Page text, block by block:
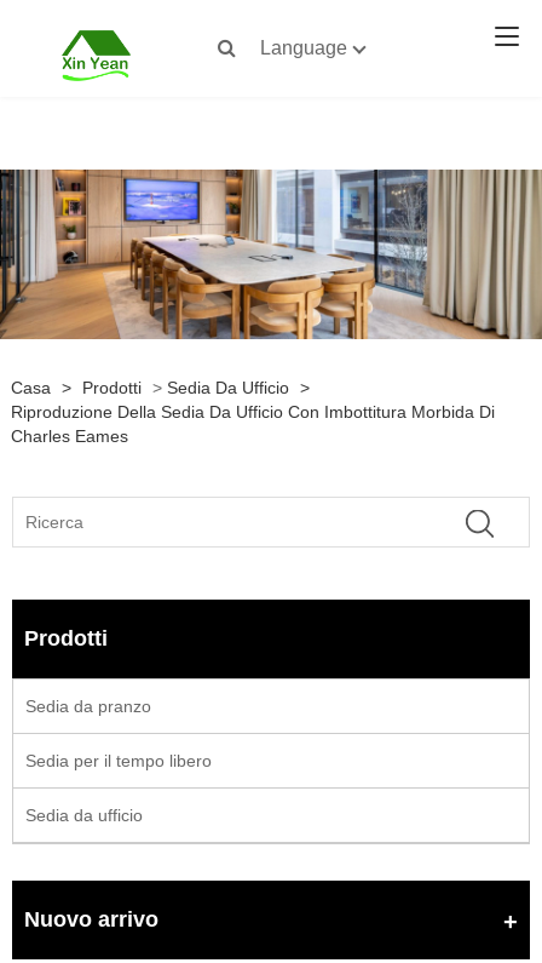
Language
Casa > Prodotti > Sedia Da Ufficio >
Riproduzione Della Sedia Da Ufficio Con Imbottitura Morbida Di
Charles Eames
Prodotti
Sedia da pranzo
Sedia per il tempo libero
Sedia da ufficio
Nuovo arrivo